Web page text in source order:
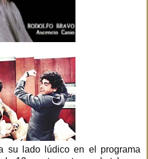
su lado lúdico en el programa